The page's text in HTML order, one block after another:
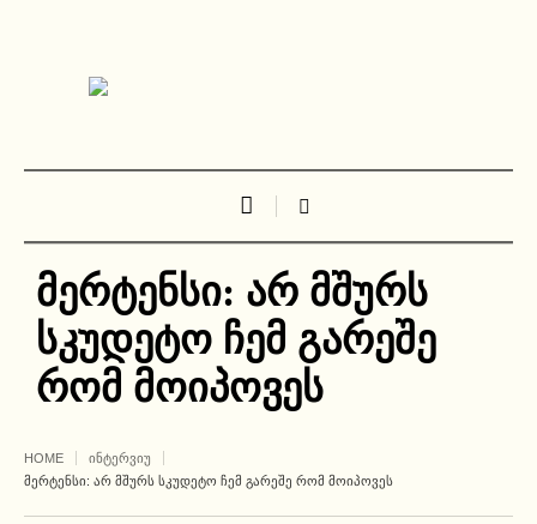
მერტენსი: არ მშურს
სკუდეტო ჩემ გარეშე
რომ მოიპოვეს
HOME
ᲘᲜᲢᲔᲠᲕᲘᲣ
ᲛᲔᲠᲢᲔᲜᲡᲘ: ᲐᲠ ᲛᲨᲣᲠᲡ ᲡᲙᲣᲓᲔᲢᲝ ᲩᲔᲛ ᲒᲐᲠᲔᲨᲔ ᲠᲝᲛ ᲛᲝᲘᲞᲝᲕᲔᲡ